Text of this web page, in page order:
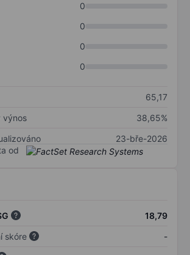
0
0
0
0
65,17
výnos
38,65%
23-bře-2026
od
18,79
skóre
-